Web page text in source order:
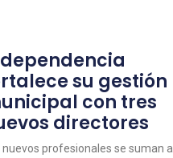
su gestión
con tres
directores
nuevos profesionales se suman al